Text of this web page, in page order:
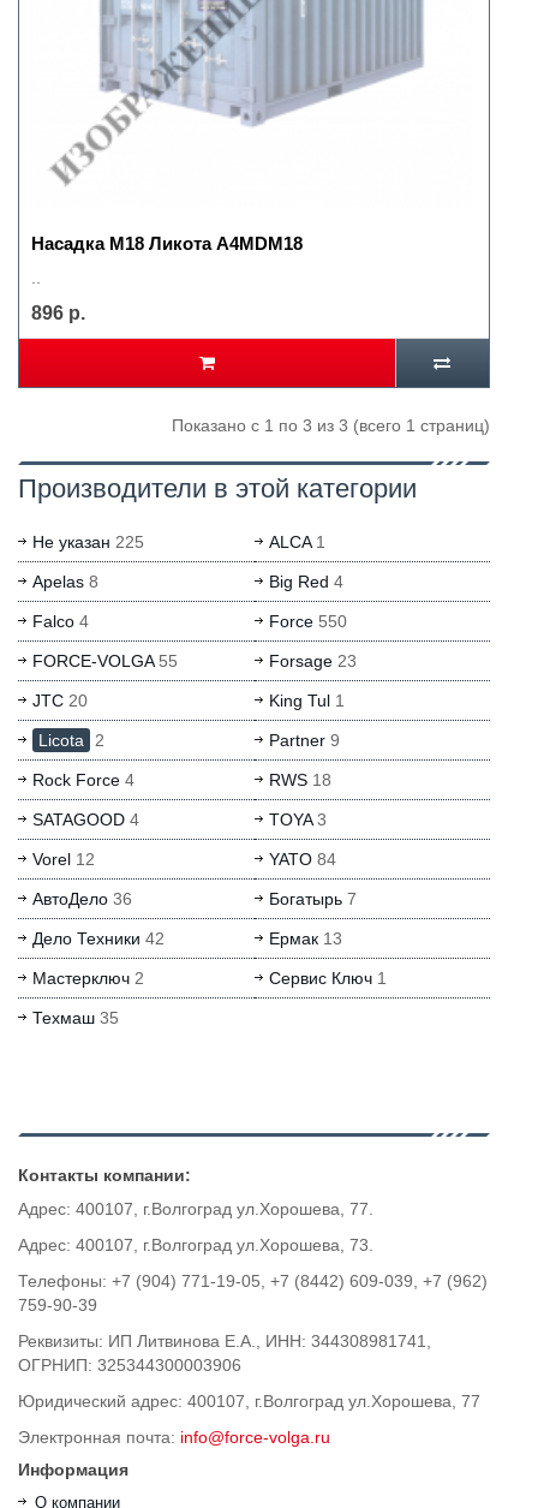
Насадка М18 Ликота А4MDМ18
896 р.
Показано с 1 по 3 из 3 (всего 1 страниц)
Производители в этой категории
Не указан 225 ALCA1
Apelas 8 Big Red 4
Falco 4 Force550
FORCE-VOLGA55 Forsage23
JTC 20 King Tul1
Licota 2 Partner9
Rock Force 4 RWS18
SATAGOOD 4 TOYA3
Vorel 12 YATO84
АвтоДело 36 Богатырь7
Дело Техники 42 Ермак13
Мастерключ 2 Сервис Ключ1
Техмаш 35
Контакты компании:
Адрес: 400107, г.Волгоград ул.Хорошева, 77.
Адрес: 400107, г.Волгоград ул.Хорошева, 73.
Телефоны: +7 (904) 771-19-05, +7 (8442) 609-039, +7 (962)
759-90-39
Реквизиты: ИП Литвинова Е.А., ИНН: 344308981741,
ОГРНИП: 325344300003906
Юридический адрес: 400107, г.Волгоград ул.Хорошева, 77
Электронная почта: info@force-volga.ru
Информация
О компании